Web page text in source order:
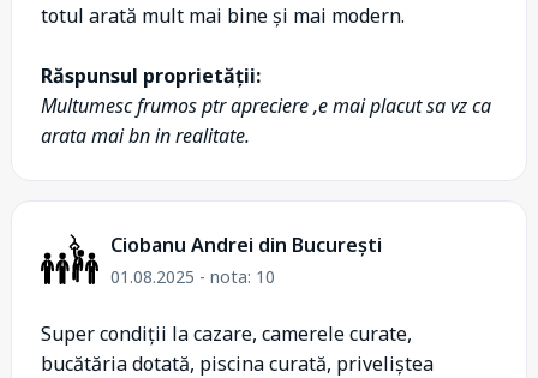
totul arată mult mai bine și mai modern.
Răspunsul proprietății:
Multumesc frumos ptr apreciere ,e mai placut sa vz ca
arata mai bn in realitate.
Ciobanu Andrei din București
01.08.2025 - nota: 10
Super condiții la cazare, camerele curate,
bucătăria dotată, piscina curată, priveliștea